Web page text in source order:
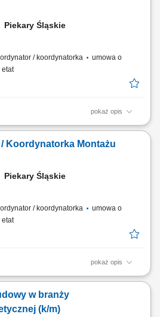
dbanie o ciągłość pracy produkcji oraz
Piekary Śląskie
/ koordynatorka
umowa o
etat
pokaż opis
zadania: Organizacja i koordynacja pracy
z niemieckim Bauleiterem.
prac. Wsparcie zespołu podczas
(Aufmaß). Przygotowywanie
Koordynatorka Montażu
Piekary Śląskie
/ koordynatorka
umowa o
etat
pokaż opis
obowiązków: Zarządzanie pracą ekipy
kierownictwem budowy. Kontrola jakości
prowadzonych robót. Udział w pracach
w branży
(k/m)